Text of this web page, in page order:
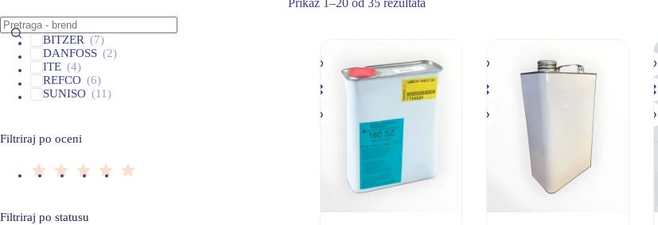
Prikaz 1–20 od 35 rezultata
BITZER (7)
DANFOSS (2)
ITE (4)
REFCO (6)
SUNISO (11)
Filtriraj po oceni
Filtriraj po statusu